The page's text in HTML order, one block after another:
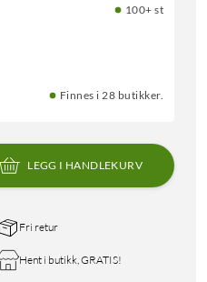
100+ st
Finnes i 28 butikker.
LEGG I HANDLEKURV
Fri retur
Hent i butikk, GRATIS!